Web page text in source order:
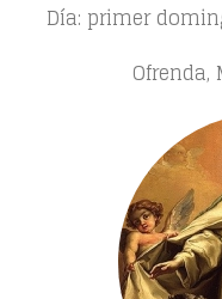
Día: primer
Ofrenda,